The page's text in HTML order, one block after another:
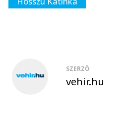
SZERZŐ
vehir.hu